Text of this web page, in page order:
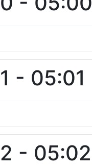
- 05:01
- 05:02